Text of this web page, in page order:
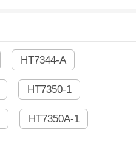
HT7344-A
HT7350-1
HT7350A-1